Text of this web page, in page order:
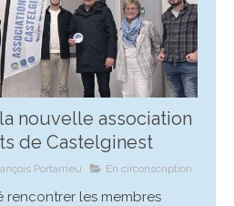
nouvelle association
de Castelginest
Portarrieu En circonscription
rencontrer les membres